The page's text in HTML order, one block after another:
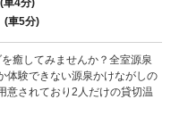
(車5分)
癒してみませんか？全室源泉
体験できない源泉かけながしの
意されており2人だけの貸切温